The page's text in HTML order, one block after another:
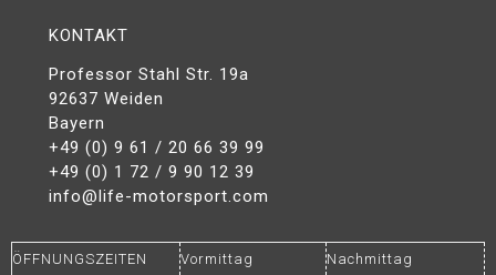
KONTAKT
Professor Stahl Str. 19a
92637 Weiden
Bayern
+49 (0) 9 61 / 20 66 39 99
+49 (0) 1 72 / 9 90 12 39
info@life-motorsport.com
ÖFFNUNGSZEITEN Vormittag Nachmittag